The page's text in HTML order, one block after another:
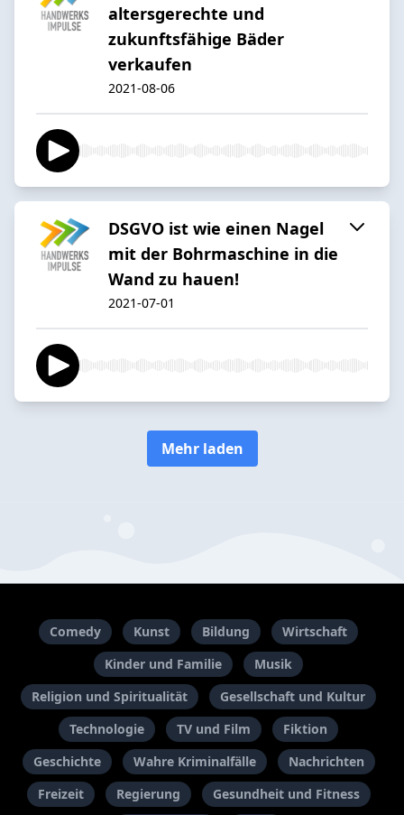
altersgerechte und
zukunftsfähige Bäder
verkaufen
2021-08-06
DSGVO ist wie einen Nagel
mit der Bohrmaschine in die
Wand zu hauen!
2021-07-01
Mehr laden
Comedy Kunst Bildung
Wirtschaft
Kinder und Familie
Musik
Religion und Spiritualität
Gesellschaft und Kultur
Technologie
TV und Film
Fiktion
Geschichte
Wahre Kriminalfälle
Nachrichten
Freizeit
Regierung Gesundheit und Fitness